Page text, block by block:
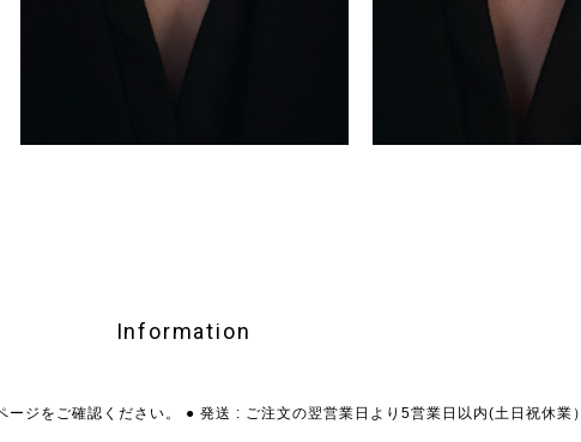
Information
ジをご確認ください。 ● 発送 : ご注文の翌営業日より5営業日以内(土日祝休業）